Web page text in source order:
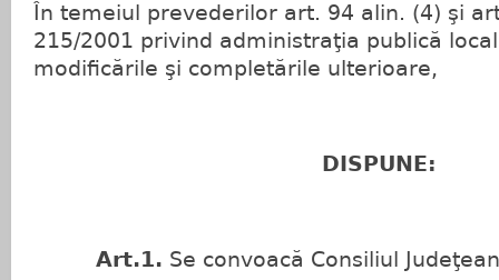
În temeiul prevederilor art. 94 alin. (4) şi
215/2001 privind administraţia publică
modificările şi completările ulterioare,
DISPUNE:
Art.1. Se convoacă Consiliul